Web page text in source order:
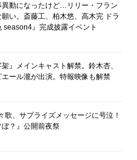
異動になったけど…リリー・フラン
い。斎藤工、柏木悠、高木完 ドラ
season4』完成披露イベント
』メインキャスト解禁。鈴木杏、
ール瀧が出演。特報映像も解禁
歌、サプライズメッセージに号泣！
？』公開前夜祭